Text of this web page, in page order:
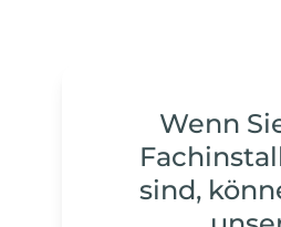
Wenn
sind,